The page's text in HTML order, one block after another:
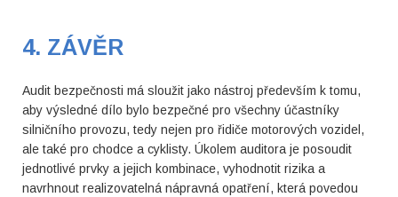
4. ZÁVĚR
Audit bezpečnosti má sloužit jako nástroj především k tomu,
aby výsledné dílo bylo bezpečné pro všechny účastníky
silničního provozu, tedy nejen pro řidiče motorových vozidel,
ale také pro chodce a cyklisty. Úkolem auditora je posoudit
jednotlivé prvky a jejich kombinace, vyhodnotit rizika a
navrhnout realizovatelná nápravná opatření, která povedou